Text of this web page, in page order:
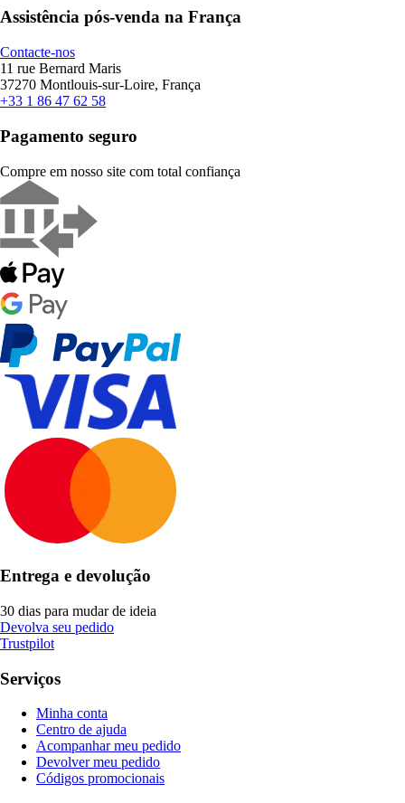
Assistência pós-venda na França
Contacte-nos
11 rue Bernard Maris
37270 Montlouis-sur-Loire, França
+33 1 86 47 62 58
Pagamento seguro
Compre em nosso site com total confiança
Entrega e devolução
30 dias para mudar de ideia
Devolva seu pedido
Trustpilot
Serviços
Minha conta
Centro de ajuda
Acompanhar meu pedido
Devolver meu pedido
Códigos promocionais